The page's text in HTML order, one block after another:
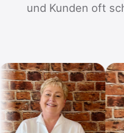
und Kunden oft